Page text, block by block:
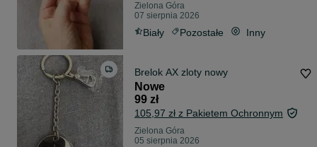
Zielona Góra
07 sierpnia 2026
Biały Pozostałe Inny
Brelok AX zloty nowy
Nowe
99 zł
105,97 zł z Pakietem Ochronnym
Zielona Góra
05 sierpnia 2026